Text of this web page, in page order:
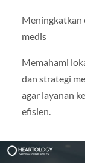
Meningkatkan
medis
Memahami
dan strategi
agar layanan
efisien.